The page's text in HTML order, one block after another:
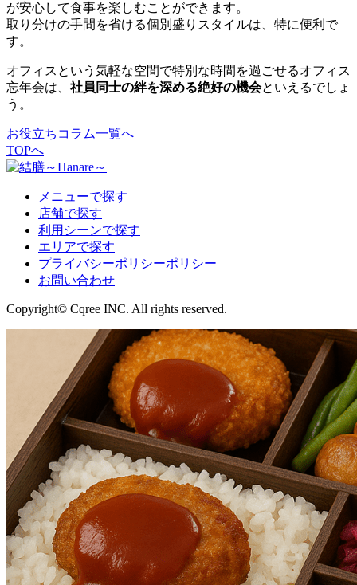
が安心して食事を楽しむことができます。
取り分けの手間を省ける個別盛りスタイルは、特に便利で
す。
オフィスという気軽な空間で特別な時間を過ごせるオフィス
忘年会は、 社員同士の絆を深める絶好の機会といえるでしょ
う。
お役立ちコラム一覧へ
TOPへ
メニューで探す
店舗で探す
利用シーンで探す
エリアで探す
プライバシーポリシーポリシー
お問い合わせ
Copyright© Cqree INC. All rights reserved.